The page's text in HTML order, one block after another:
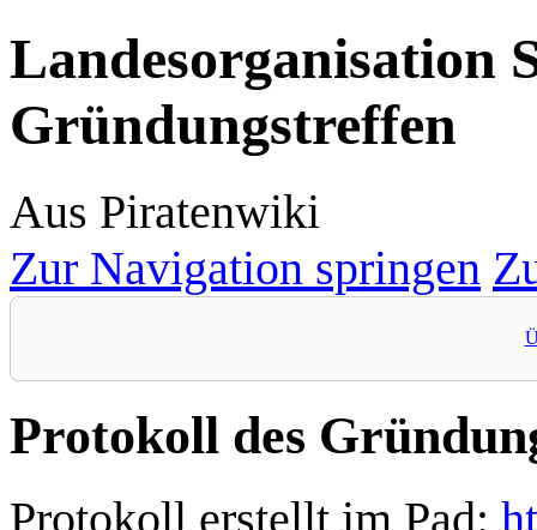
Landesorganisation
Gründungstreffen
Aus Piratenwiki
Zur Navigation springen
Protokoll des
Protokoll erstellt im Pad: